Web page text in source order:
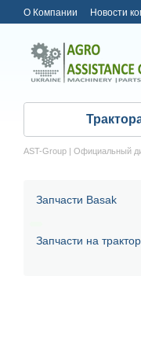
Перейти к основному
О Компании Новости
AST-Group | Официальный
Запчасти Basak
Запчасти на